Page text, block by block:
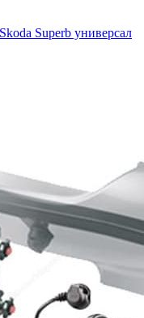
Superb универсал